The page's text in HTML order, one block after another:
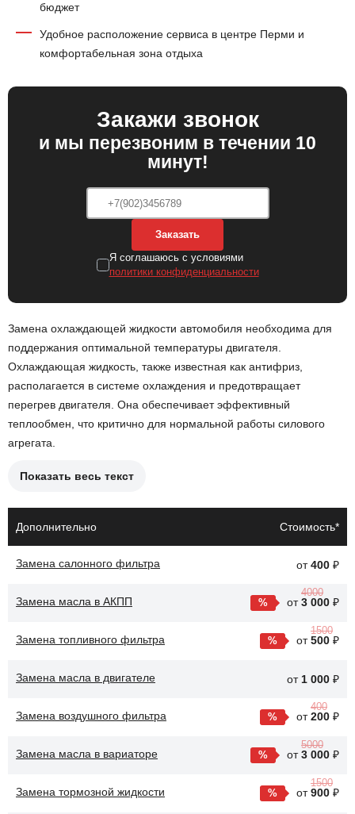
бюджет
Удобное расположение сервиса в центре Перми и
комфортабельная зона отдыха
Закажи звонок
и мы перезвоним в течении 10
минут!
Заказать
Я соглашаюсь с условиями
политики конфиденциальности
Замена охлаждающей жидкости автомобиля необходима для
поддержания оптимальной температуры двигателя.
Охлаждающая жидкость, также известная как антифриз,
располагается в системе охлаждения и предотвращает
перегрев двигателя. Она обеспечивает эффективный
теплообмен, что критично для нормальной работы силового
агрегата.
Причины замены охлаждающей жидкости могут включать:
Снижение уровня жидкости из-за утечек в системе.
Загрязнение антифриза, что может привести к коррозии
элементов системы.
Потеря теплообменных свойств из-за старения
После замены охлаждающей жидкости улучшится работа
обеспечит более эффективное охлаждение двигателя, что
агрегата.
Показать весь текст
Дополнительно Стоимость*
Замена салонного фильтра от400 ₽
Замена масла в АКПП от
4000
3 000 ₽
Замена топливного фильтра от
1500
500 ₽
Замена масла в двигателе от 1 000 ₽
Замена воздушного фильтра от
400
200 ₽
Замена масла в вариаторе от
5000
3 000 ₽
Замена тормозной жидкости от
1500
900 ₽